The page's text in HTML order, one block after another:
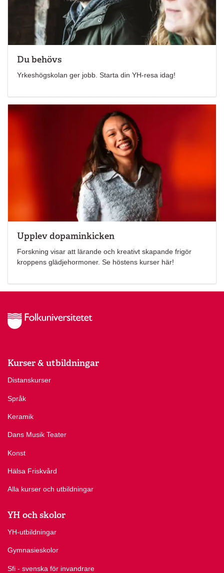
Du behövs
Yrkeshögskolan ger jobb. Starta din YH-resa idag!
Upplev dopaminkicken
Forskning visar att lärande och kreativt skapande frigör
kroppens glädjehormoner. Se höstens kurser här!
Kurser & utbildningar
Distanskurser
Språk
Keramik
Dans Musik Teater
Konst
Hälsa Friskvård
Alla kurser och utbildningar
YH och skolor
YH-utbildningar
Gymnasieskolor
Sfi - svenska för invandrare